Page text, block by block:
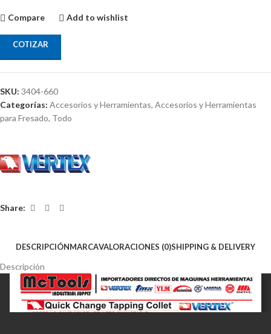
Compare Add to wishlist
COTIZAR
SKU: 3404-660
Categorías: Accesorios y Herramientas, Accesorios y Herramientas
para Fresado, Todo
Share:
DESCRIPCIÓNMARCAVALORACIONES (0)SHIPPING & DELIVERY
Descripción